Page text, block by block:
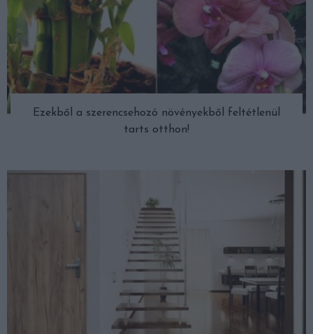
Ezekből a szerencsehozó növényekből feltétlenül
tarts otthon!